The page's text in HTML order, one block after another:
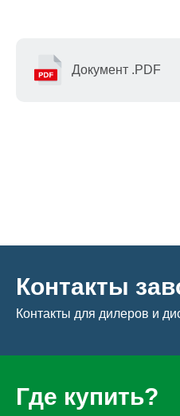
Документ .PDF
Контакты
Контакты для дилеров и
Где купить?